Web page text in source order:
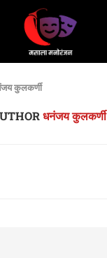
कुलकर्णी
धनंजय कुलकर्णी